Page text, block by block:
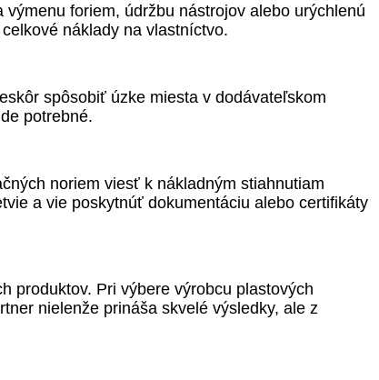
foriem, údržbu nástrojov alebo urýchlenú
náklady na vlastníctvo.
spôsobiť úzke miesta v dodávateľskom
potrebné.
noriem viesť k nákladným stiahnutiam
a vie poskytnúť dokumentáciu alebo certifikáty
produktov. Pri výbere výrobcu plastových
nielenže prináša skvelé výsledky, ale z